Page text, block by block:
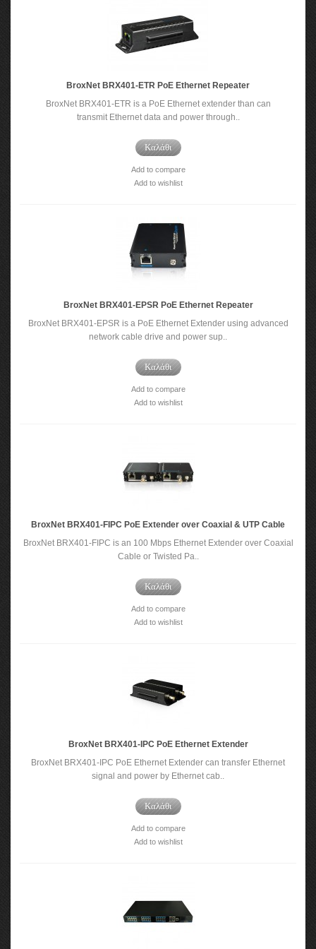
BroxNet BRX401-ETR PoE Ethernet Repeater
BroxNet BRX401-ETR is a PoE Ethernet extender than can
transmit Ethernet data and power through..
Καλάθι
Add to compare
Add to wishlist
BroxNet BRX401-EPSR PoE Ethernet Repeater
BroxNet BRX401-EPSR is a PoE Ethernet Extender using advanced
network cable drive and power sup..
Καλάθι
Add to compare
Add to wishlist
BroxNet BRX401-FIPC PoE Extender over Coaxial & UTP Cable
BroxNet BRX401-FIPC is an 100 Mbps Ethernet Extender over Coaxial
Cable or Twisted Pa..
Καλάθι
Add to compare
Add to wishlist
BroxNet BRX401-IPC PoE Ethernet Extender
BroxNet BRX401-IPC PoE Ethernet Extender can transfer Ethernet
signal and power by Ethernet cab..
Καλάθι
Add to compare
Add to wishlist